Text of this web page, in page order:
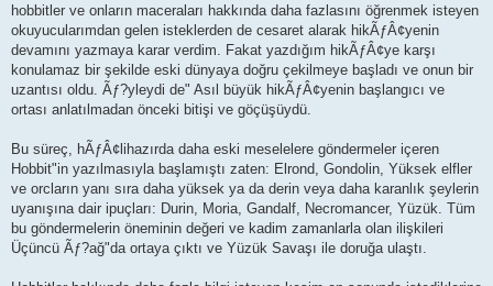
hobbitler ve onların maceraları hakkında daha fazlasını öğrenmek isteyen
okuyucularımdan gelen isteklerden de cesaret alarak hikÃƒÂ¢yenin
devamını yazmaya karar verdim. Fakat yazdığım hikÃƒÂ¢ye karşı
konulamaz bir şekilde eski dünyaya doğru çekilmeye başladı ve onun bir
uzantısı oldu. Ãƒ?yleydi de" Asıl büyük hikÃƒÂ¢yenin başlangıcı ve
ortası anlatılmadan önceki bitişi ve göçüşüydü.
Bu süreç, hÃƒÂ¢lihazırda daha eski meselelere göndermeler içeren
Hobbit"in yazılmasıyla başlamıştı zaten: Elrond, Gondolin, Yüksek elfler
ve orcların yanı sıra daha yüksek ya da derin veya daha karanlık şeylerin
uyanışına dair ipuçları: Durin, Moria, Gandalf, Necromancer, Yüzük. Tüm
bu göndermelerin öneminin değeri ve kadim zamanlarla olan ilişkileri
Üçüncü Ãƒ?ağ"da ortaya çıktı ve Yüzük Savaşı ile doruğa ulaştı.